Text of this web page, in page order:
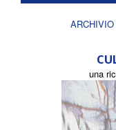
una